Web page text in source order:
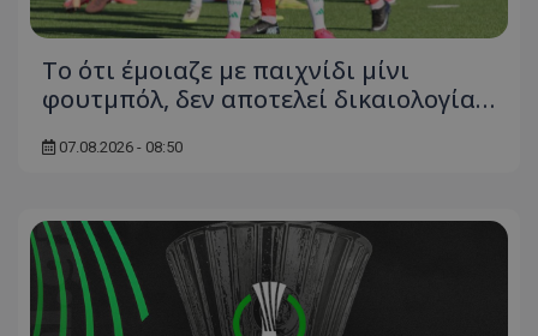
Το ότι έμοιαζε με παιχνίδι μίνι
φουτμπόλ, δεν αποτελεί δικαιολογία…
07.08.2026 - 08:50